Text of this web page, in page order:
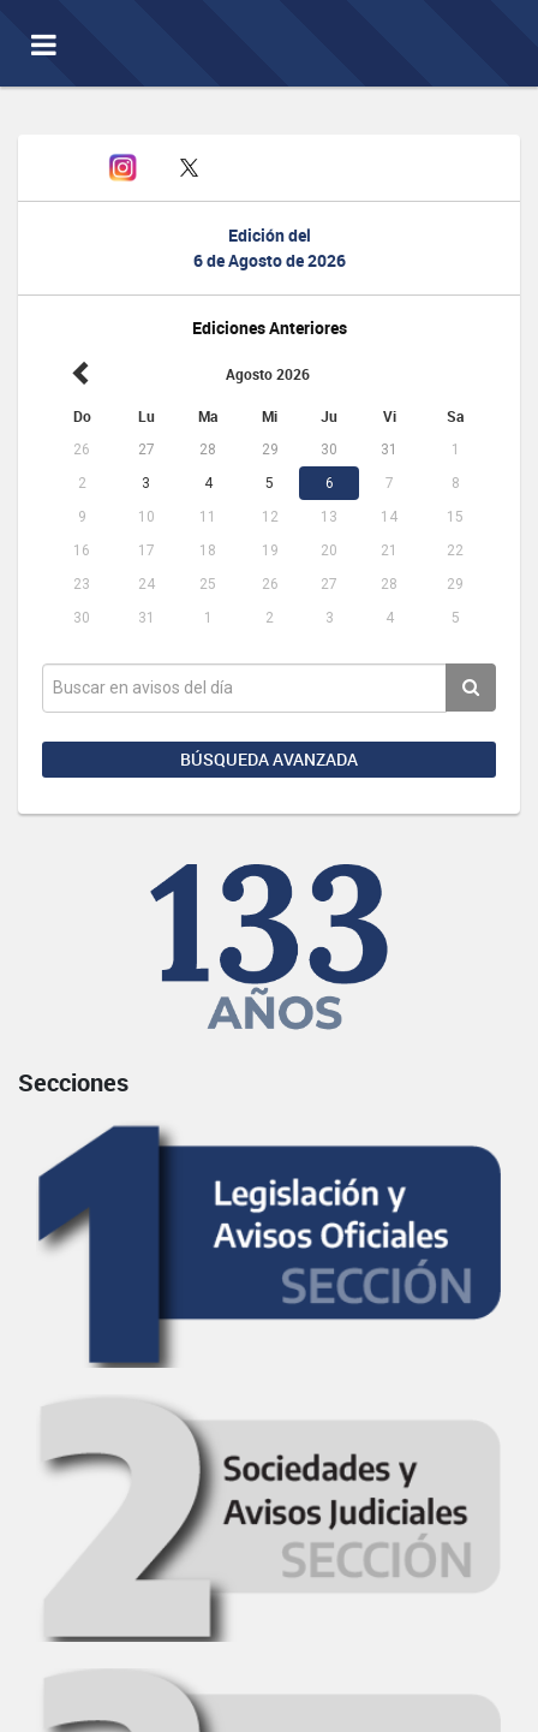
Toggle
navigation
Edición del
6 de Agosto de 2026
Ediciones Anteriores
Agosto 2026
Do Lu Ma Mi Ju Vi Sa
26 27 28 29 30 31
1
2
3 4 5 6 7
8
9
10 11 12 13 14
15
16
17 18 19 20 21
22
23
24 25 26 27 28
29
30
31 1 2 3 4 5
BÚSQUEDA AVANZADA
Secciones